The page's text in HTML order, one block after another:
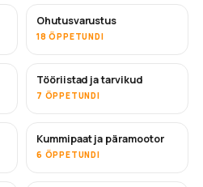
Ohutusvarustus
18 ÕPPETUNDI
Tööriistad ja tarvikud
7 ÕPPETUNDI
Kummipaat ja päramootor
6 ÕPPETUNDI